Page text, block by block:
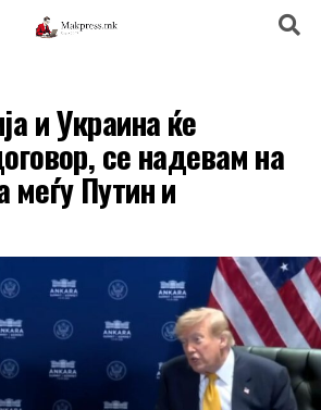
и Украина ќе
се надевам на
меѓу Путин и